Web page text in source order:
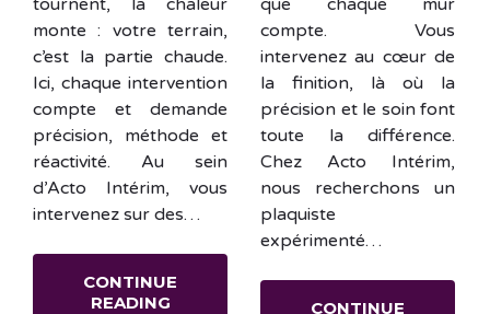
tournent, la chaleur
monte : votre terrain,
c’est la partie chaude.
Ici, chaque intervention
compte et demande
précision, méthode et
réactivité. Au sein
d’Acto Intérim, vous
intervenez sur des…
CONTINUE
READING
que chaque mur
compte. Vous
intervenez au cœur de
la finition, là où la
précision et le soin font
toute la différence.
Chez Acto Intérim,
nous recherchons un
plaquiste
expérimenté…
CONTINUE